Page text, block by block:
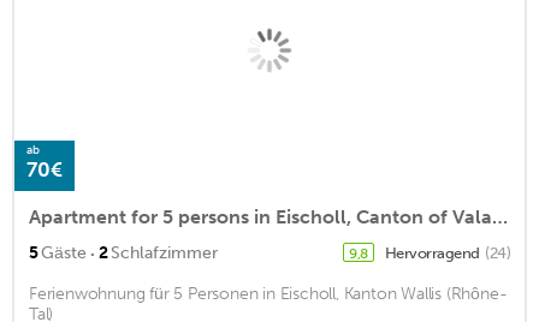
ab
70€
Apartment for 5 persons in Eischoll, Canton of Valais (Rhône Valley)<BR>2 bedrooms, 1 bathroom, TV, m2
5Gäste · 2Schlafzimmer 9,8 Hervorragend (24)
Ferienwohnung für 5 Personen in Eischoll, Kanton Wallis (Rhône-
Tal)